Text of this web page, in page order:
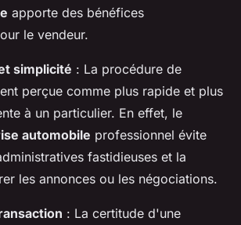
apporte des bénéfices
le vendeur.
simplicité : La procédure de
perçue comme plus rapide et plus
à un particulier. En effet, le
automobile professionnel évite
fastidieuses et la
les annonces ou les négociations.
: La certitude d'une